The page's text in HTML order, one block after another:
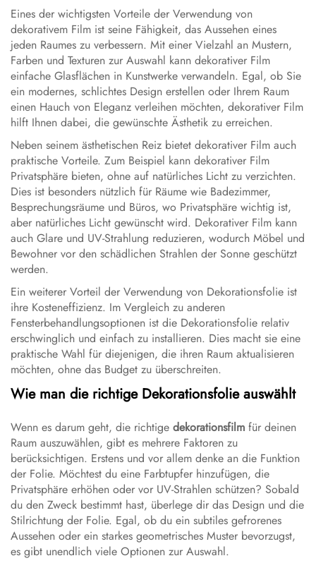
Eines der wichtigsten Vorteile der Verwendung von
dekorativem Film ist seine Fähigkeit, das Aussehen eines
jeden Raumes zu verbessern. Mit einer Vielzahl an Mustern,
Farben und Texturen zur Auswahl kann dekorativer Film
einfache Glasflächen in Kunstwerke verwandeln. Egal, ob Sie
ein modernes, schlichtes Design erstellen oder Ihrem Raum
einen Hauch von Eleganz verleihen möchten, dekorativer Film
hilft Ihnen dabei, die gewünschte Ästhetik zu erreichen.
Neben seinem ästhetischen Reiz bietet dekorativer Film auch
praktische Vorteile. Zum Beispiel kann dekorativer Film
Privatsphäre bieten, ohne auf natürliches Licht zu verzichten.
Dies ist besonders nützlich für Räume wie Badezimmer,
Besprechungsräume und Büros, wo Privatsphäre wichtig ist,
aber natürliches Licht gewünscht wird. Dekorativer Film kann
auch Glare und UV-Strahlung reduzieren, wodurch Möbel und
Bewohner vor den schädlichen Strahlen der Sonne geschützt
werden.
Ein weiterer Vorteil der Verwendung von Dekorationsfolie ist
ihre Kosteneffizienz. Im Vergleich zu anderen
Fensterbehandlungsoptionen ist die Dekorationsfolie relativ
erschwinglich und einfach zu installieren. Dies macht sie eine
praktische Wahl für diejenigen, die ihren Raum aktualisieren
möchten, ohne das Budget zu überschreiten.
Wie man die richtige Dekorationsfolie auswählt
Wenn es darum geht, die richtige dekorationsfilm für deinen
Raum auszuwählen, gibt es mehrere Faktoren zu
berücksichtigen. Erstens und vor allem denke an die Funktion
der Folie. Möchtest du eine Farbtupfer hinzufügen, die
Privatsphäre erhöhen oder vor UV-Strahlen schützen? Sobald
du den Zweck bestimmt hast, überlege dir das Design und die
Stilrichtung der Folie. Egal, ob du ein subtiles gefrorenes
Aussehen oder ein starkes geometrisches Muster bevorzugst,
es gibt unendlich viele Optionen zur Auswahl.